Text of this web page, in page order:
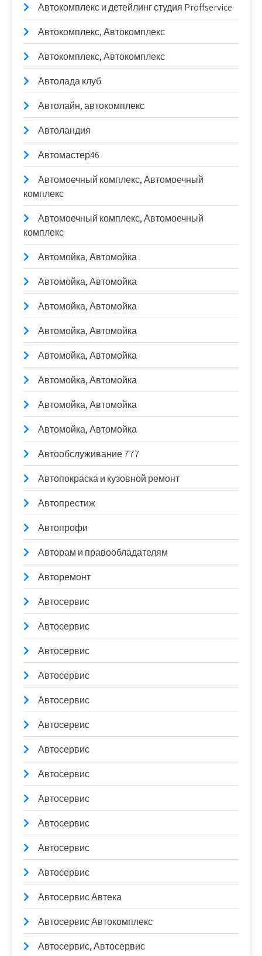
Автокомплекс и детейлинг студия Proffservice
Автокомплекс, Автокомплекс
Автокомплекс, Автокомплекс
Автолада клуб
Автолайн, автокомплекс
Автоландия
Автомастер46
Автомоечный комплекс, Автомоечный
комплекс
Автомоечный комплекс, Автомоечный
комплекс
Автомойка, Автомойка
Автомойка, Автомойка
Автомойка, Автомойка
Автомойка, Автомойка
Автомойка, Автомойка
Автомойка, Автомойка
Автомойка, Автомойка
Автомойка, Автомойка
Автообслуживание 777
Автопокраска и кузовной ремонт
Автопрестиж
Автопрофи
Авторам и правообладателям
Авторемонт
Автосервис
Автосервис
Автосервис
Автосервис
Автосервис
Автосервис
Автосервис
Автосервис
Автосервис
Автосервис
Автосервис
Автосервис
Автосервис Автека
Автосервис Автокомплекс
Автосервис, Автосервис